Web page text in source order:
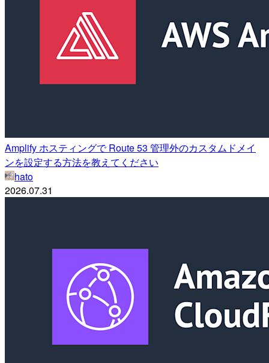
Amplify ホスティングで Route 53 管理外のカスタムドメイ
ンを設定する方法を教えてください
hato
2026.07.31